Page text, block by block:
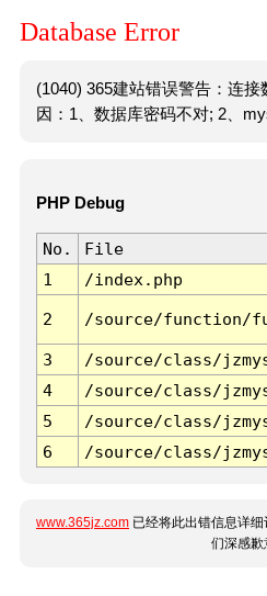
Database Error
(1040) 365建站错误警告：连
因：1、数据库密码不对; 2、
PHP Debug
No. File
1
/index.php
2 /source/function/
3 /source/class/
4
/source/class/
5
/source/class/
6
/source/class/
www.365jz.com 已经将此出错信息详
们深感歉